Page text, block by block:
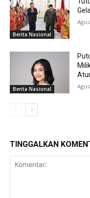
Berita Nasional
Berita Nasional
TINGGALKAN